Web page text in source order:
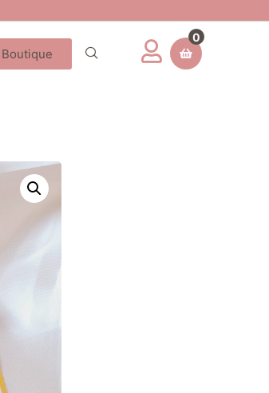
Boutique
0